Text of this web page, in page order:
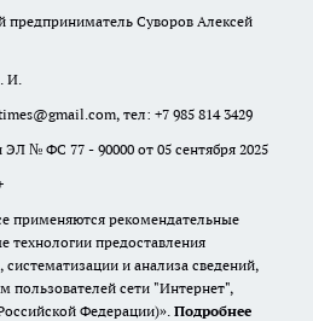
Суворов Алексей
И.
тел: +7 985 814 3429
ЭЛ № ФС 77 - 90000 от 05 сентября 2025
применяются рекомендательные
предоставления
и анализа сведений,
пользователей сети "Интернет",
Федерации)». Подробнее